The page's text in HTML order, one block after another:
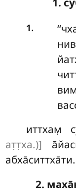
1.
иттхам̣
ат̣т̣ха.)]
абха̄ситтха̄ти.
2.